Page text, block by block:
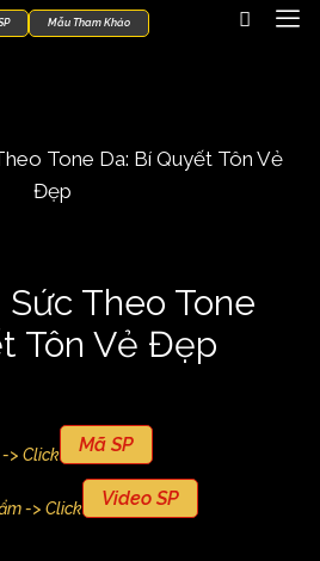
Mẫu Tham Khảo
Sức Theo Tone
Tôn Vẻ Đẹp
> Click Mã SP
-> Click Video SP